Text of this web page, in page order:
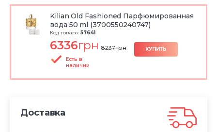
Kilian Old Fashioned Парфюмированная
вода 50 ml (3700550240747)
Код товара: 57641
6336грн 8237грн
Есть в
наличии
КУПИТЬ
Доставка